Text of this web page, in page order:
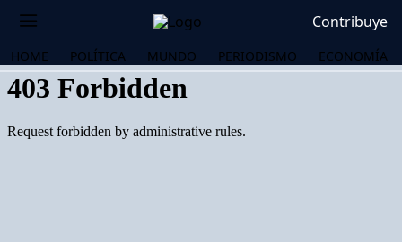
Contribuye
HOME POLÍTICA MUNDO PERIODISMO ECONOMÍA